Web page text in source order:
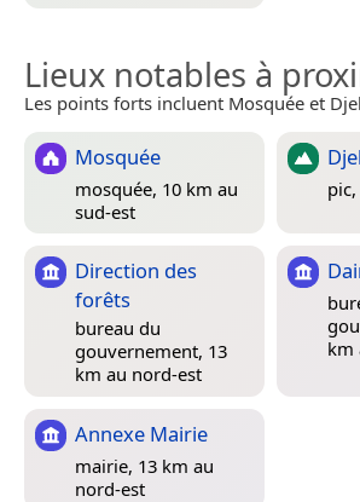
Lieux notables à
Les points forts incluent Mosquée et
Mosquée
mosquée, 10 km au
sud-est
Direction des
forêts
bureau du
gouvernement, 13
km au nord-est
km
Annexe Mairie
mairie, 13 km au
nord-est